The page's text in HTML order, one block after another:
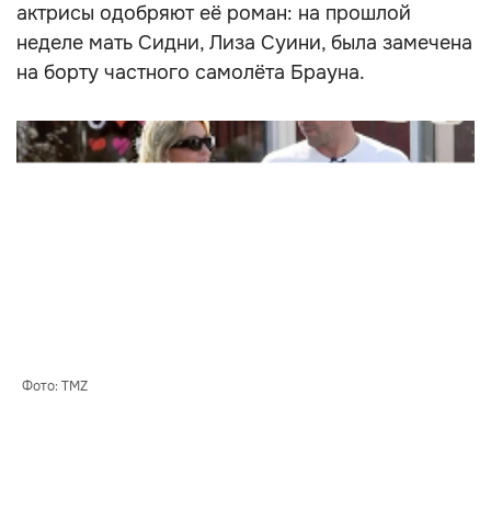
актрисы одобряют её роман: на прошлой
неделе мать Сидни, Лиза Суини, была замечена
на борту частного самолёта Брауна.
Фото: TMZ